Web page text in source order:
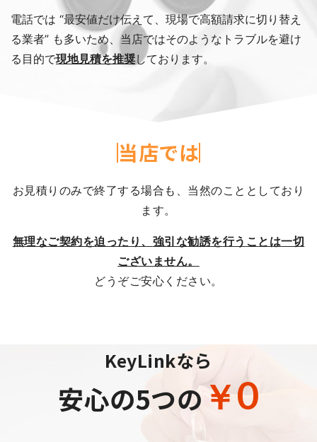
電話では “最安値だけ伝えて、現場で高額請求に切り替え
る業者” も多いため、当店ではそのようなトラブルを避け
る目的で現地見積を推奨しております。
当店では
お見積りのみで終了する場合も、 当然のことと しており
ます。
無理なご契約を迫ったり、 強引な勧誘を行う ことは一切
ございません。
どうぞご安心ください。
KeyLinkなら
安心の5つの￥0